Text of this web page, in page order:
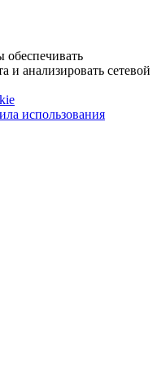
и анализировать сетевой
использования